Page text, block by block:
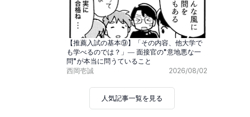
【推薦入試の基本⑨】「その内容、他大学で
も学べるのでは？」― 面接官の"意地悪な一
問"が本当に問うていること
西岡壱誠
2026/08/02
人気記事一覧を見る